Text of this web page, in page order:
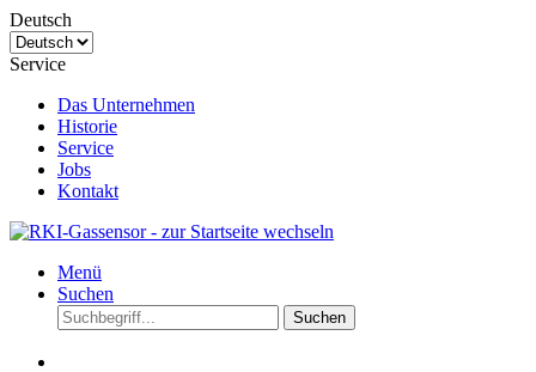
Deutsch
Service
Das Unternehmen
Historie
Service
Jobs
Kontakt
Menü
Suchen
Suchen